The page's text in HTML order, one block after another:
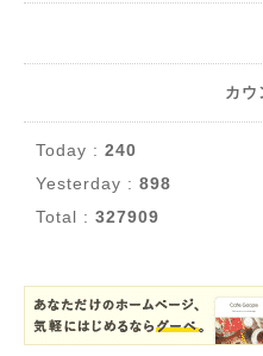
カウ
Today : 240
Yesterday : 898
Total : 327909